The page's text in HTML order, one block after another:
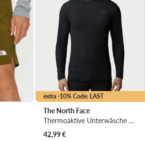
extra -10% Code: LAST
The North Face
Thermoaktive Unterwäsche Oberteil · Schwarz
Aktueller Preis
42,99€